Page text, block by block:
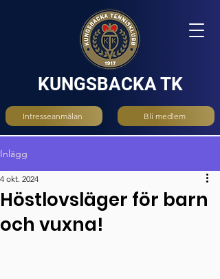
KUNGSBACKA TK
Intresseanmälan Bli medlem
Inlägg
Höstlovsläger för barn
och vuxna!
4 okt. 2024